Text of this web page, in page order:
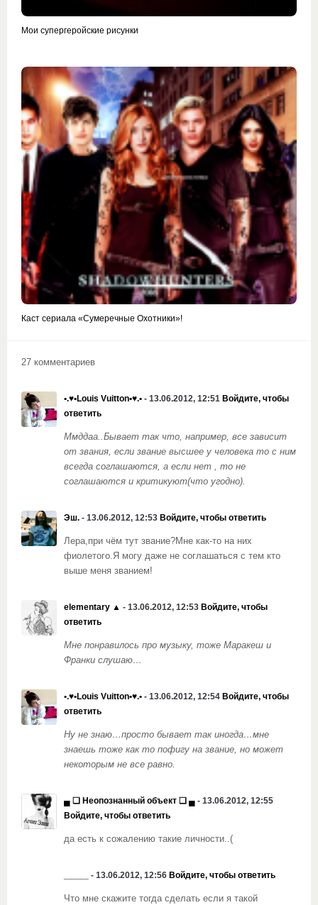
Мои супергеройские рисунки
Каст сериала «Сумеречные Охотники»!
27 комментариев
•.♥•Louis Vuitton•♥.• - 13.06.2012, 12:51 Войдите, чтобы
ответить
Ммддаа..Бывает так что, например, все зависит
от звания, если звание высшее у человека то с ним
всегда соглашаются, а если нет , то не
соглашаются и критикуют(что угодно).
Эш. - 13.06.2012, 12:53 Войдите, чтобы ответить
Лера,при чём тут звание?Мне как-то на них
фиолетого.Я могу даже не соглашаться с тем кто
выше меня званием!
elementary ▲ - 13.06.2012, 12:53 Войдите, чтобы
ответить
Мне понравилось про музыку, тоже Маракеш и
Франки слушаю…
•.♥•Louis Vuitton•♥.• - 13.06.2012, 12:54 Войдите, чтобы
ответить
Ну не знаю…просто бывает так иногда…мне
знаешь тоже как то пофигу на звание, но может
некоторым не все равно.
▄ ❏ Неопознанный объект ❏ ▄ - 13.06.2012, 12:55
Войдите, чтобы ответить
да есть к сожалению такие личности..(
- 13.06.2012, 12:56 Войдите, чтобы ответить
Что мне скажите тогда сделать если я такой